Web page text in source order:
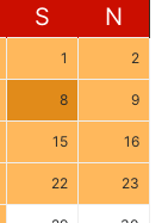
S N
1 2
8 9
15 16
22 23